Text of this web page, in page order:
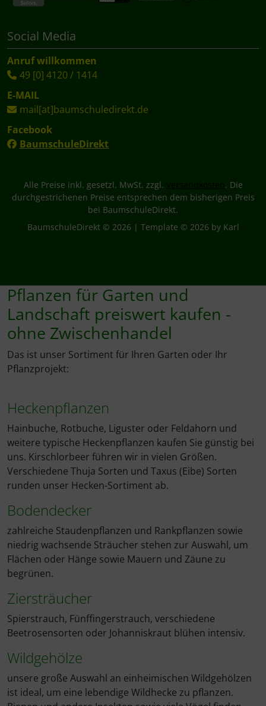
Social Media
Anruf willkommen
49 [0] 4120 / 1414
E-MAIL
mail[at]baumschuledirekt.de
Facebook
BaumschuleDirekt
Alle Preise inkl. gesetzl. MwSt. zzgl. Versandkosten. Die
durchgestrichenen Preise entsprechen dem bisherigen Preis
bei BaumschuleDirekt.
BaumschuleDirekt © 2026 | Template © 2026 by Karl
Pflanzen für Garten und
Landschaft preiswert kaufen -
ohne Zwischenhandel
Das ist unser Sortiment für Ihren Garten oder Ihr
Pflanzprojekt:
Heckenpflanzen
Hainbuche, Rotbuche, Liguster oder Feldahorn und
weitere typische Heckenpflanzen kaufen Sie günstig bei
uns. Kirschlorbeer führen wir in vielen Größen.
Verschiedene Thuja Sorten und Taxus (Eibe) Sorten
runden unser Hecken-Sortiment ab.
Bodendecker
zahlreiche Staudenpflanzen und Rankpflanzen sowie
niedrig wachsende Sträucher stehen zur Auswahl, um
Flächen oder Hänge sowie Mauern und Zäune zu
begrünen.
Ziersträucher
Spierstrauch, Fünffingerstrauch, verschiedene
Beetrosensorten oder Johanniskraut blühen intensiv.
Wildgehölze
unsere große Auswahl an einheimischen Wildgehölzen
ist ideal, um eine lebendige Wildhecke zu pflanzen.